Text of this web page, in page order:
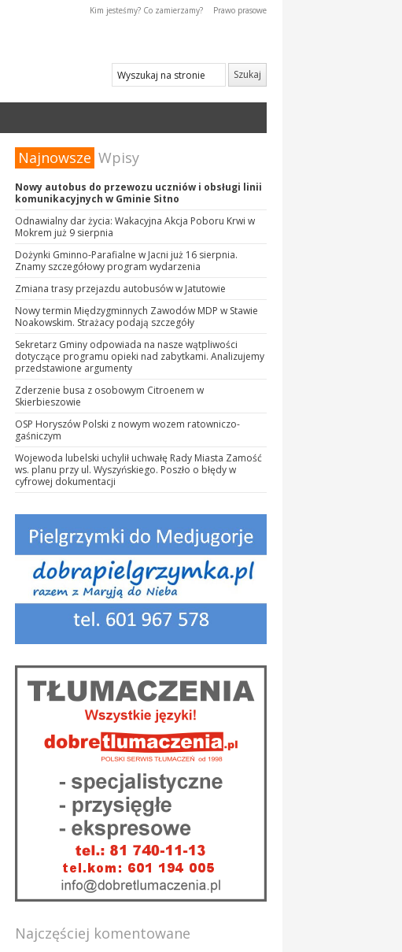
Kim jesteśmy? Co zamierzamy? Prawo prasowe
Najnowsze Wpisy
Nowy autobus do przewozu uczniów i obsługi linii
komunikacyjnych w Gminie Sitno
Odnawialny dar życia: Wakacyjna Akcja Poboru Krwi w
Mokrem już 9 sierpnia
Dożynki Gminno-Parafialne w Jacni już 16 sierpnia.
Znamy szczegółowy program wydarzenia
Zmiana trasy przejazdu autobusów w Jatutowie
Nowy termin Międzygminnych Zawodów MDP w Stawie
Noakowskim. Strażacy podają szczegóły
Sekretarz Gminy odpowiada na nasze wątpliwości
dotyczące programu opieki nad zabytkami. Analizujemy
przedstawione argumenty
Zderzenie busa z osobowym Citroenem w
Skierbieszowie
OSP Horyszów Polski z nowym wozem ratowniczo-
gaśniczym
Wojewoda lubelski uchylił uchwałę Rady Miasta Zamość
ws. planu przy ul. Wyszyńskiego. Poszło o błędy w
cyfrowej dokumentacji
Najczęściej komentowane